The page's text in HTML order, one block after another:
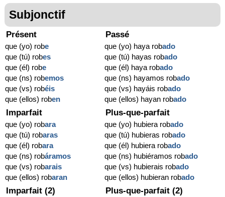
Subjonctif
Présent
que (yo) robe
que (tú) robes
que (él) robe
que (ns) robemos
que (vs) robéis
que (ellos) roben
Passé
que (yo) haya robado
que (tú) hayas robado
que (él) haya robado
que (ns) hayamos robado
que (vs) hayáis robado
que (ellos) hayan robado
Imparfait
que (yo) robara
que (tú) robaras
que (él) robara
que (ns) robáramos
que (vs) robarais
que (ellos) robaran
Plus-que-parfait
que (yo) hubiera robado
que (tú) hubieras robado
que (él) hubiera robado
que (ns) hubiéramos robado
que (vs) hubierais robado
que (ellos) hubieran robado
Imparfait (2) Plus-que-parfait (2)